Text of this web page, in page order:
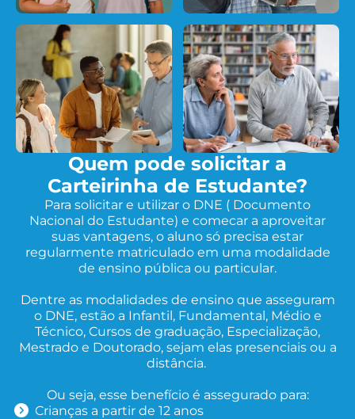
Quem pode solicitar a
Carteirinha de Estudante?
Para solicitar e utilizar o DNE ( Documento
Nacional do Estudante) e comecar a aproveitar
suas vantagens, o aluno só precisa estar
regularmente matriculado em uma modalidade
de ensino pública ou particular.
Dentre as modalidades de ensino que asseguram
o DNE, estão a Infantil, Fundamental, Médio e
Técnico, Cursos de graduação, Especialização,
Mestrado e Doutorado, sejam elas presenciais ou a
distância.
Ou seja, esse benefício é assegurado para:
Crianças a partir de 12 anos